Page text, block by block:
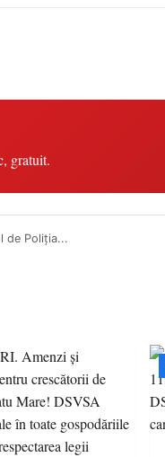
gratuit.
de Poliţia...